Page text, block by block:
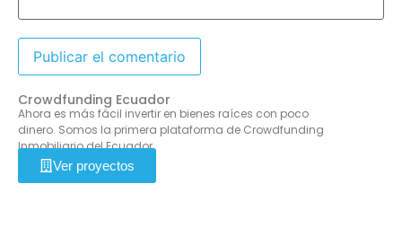
Crowdfunding Ecuador
Ahora es más fácil invertir en bienes raíces con poco
dinero. Somos la primera plataforma de Crowdfunding
Inmobiliario del Ecuador.
Ver proyectos